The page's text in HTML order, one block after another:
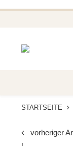
STARTSEITE
vorheriger